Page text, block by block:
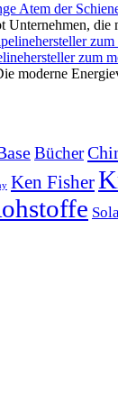
Atem der
Unternehmen, die
zum
moderne
Bücher
Ken Fisher